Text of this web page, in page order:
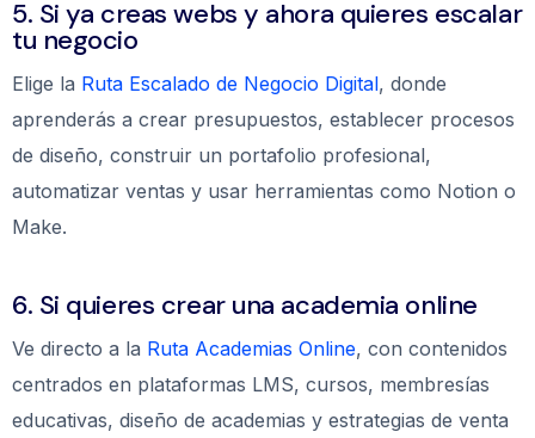
5. Si ya creas webs y ahora quieres escalar
tu negocio
Elige la Ruta Escalado de Negocio Digital, donde
aprenderás a crear presupuestos, establecer procesos
de diseño, construir un portafolio profesional,
automatizar ventas y usar herramientas como Notion o
Make.
6. Si quieres crear una academia online
Ve directo a la Ruta Academias Online, con contenidos
centrados en plataformas LMS, cursos, membresías
educativas, diseño de academias y estrategias de venta